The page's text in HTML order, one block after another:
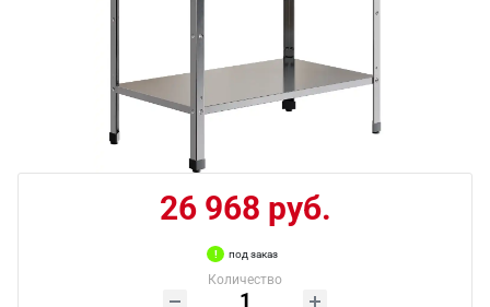
26 968 руб.
под заказ
Количество